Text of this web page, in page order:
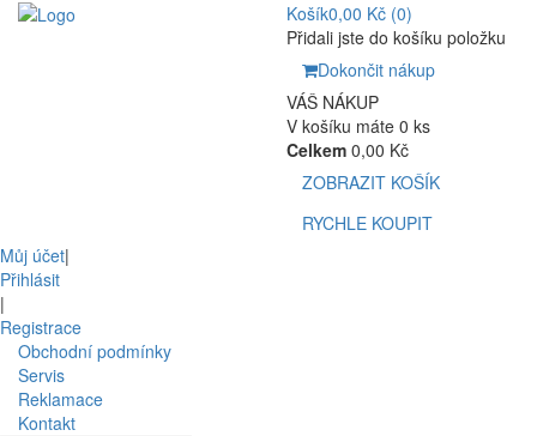
Košík0,00 Kč (0)
Přidali jste do košíku položku
Dokončit nákup
VÁŠ NÁKUP
V košíku máte 0 ks
Celkem 0,00 Kč
ZOBRAZIT KOŠÍK
RYCHLE KOUPIT
Můj účet|
Přihlásit
|
Registrace
Obchodní podmínky
Servis
Reklamace
Kontakt